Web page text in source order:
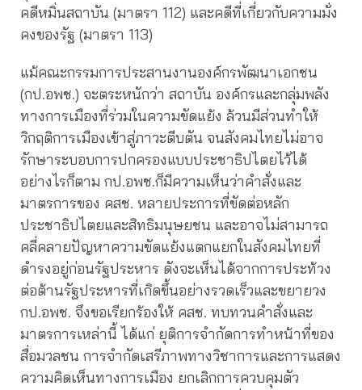
คดีหมิ่นสถาบัน (มาตรา 112) และคดีที่เกี่ยวกับความมั่ง
คงของรัฐ (มาตรา 113)
แม้คณะกรรมการประสานงานองค์กรพัฒนาเอกชน
(กป.อพช.) จะตระหนักว่า สถาบัน องค์กรและกลุ่มพลัง
ทางการเมืองที่ร่วมในความขัดแย้ง ล้วนมีส่วนทำให้
วิกฤติการเมืองเข้าสู่ภาวะตีบตัน จนสังคมไทยไม่อาจ
รักษาระบอบการปกครองแบบประชาธิปไตยไว้ได้
อย่างไรก็ตาม กป.อพช.ก็มีความเห็นว่าคำสั่งและ
มาตรการของ คสช. หลายประการที่ขัดต่อหลัก
ประชาธิปไตยและสิทธิมนุษยชน และอาจไม่สามารถ
คลี่คลายปัญหาความขัดแย้งแตกแยกในสังคมไทยที่
ดำรงอยู่ก่อนรัฐประหาร ดังจะเห็นได้จากการประท้วง
ต่อต้านรัฐประหารที่เกิดขึ้นอย่างรวดเร็วและขยายวง
กป.อพช. จึงขอเรียกร้องให้ คสช. ทบทวนคำสั่งและ
มาตรการเหล่านี้ ได้แก่ ยุติการจำกัดการทำหน้าที่ของ
สื่อมวลชน การจำกัดเสรีภาพทางวิชาการและการแสดง
ความคิดเห็นทางการเมือง ยกเลิกการควบคุมตัว